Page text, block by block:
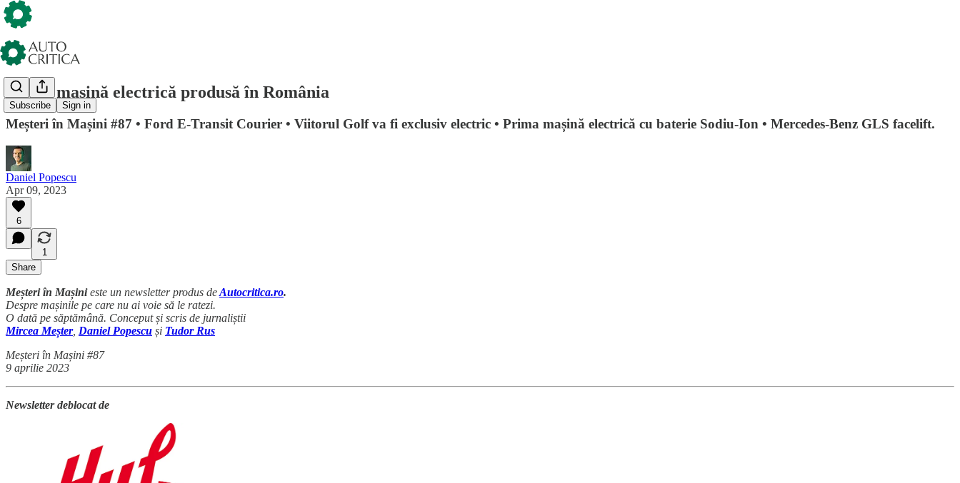
Subscribe Sign in
Prima mașină electrică produsă în România
Meșteri în Mașini #87 • Ford E-Transit Courier • Viitorul Golf va fi exclusiv electric • Prima mașină electrică cu baterie Sodiu-Ion • Mercedes-Benz GLS facelift.
Daniel Popescu
Apr 09, 2023
6
1
Share
Meșteri în Mașinieste un newsletter produs deAutocritica.ro.
Despre mașinile pe care nu ai voie să le ratezi.
O dată pe săptămână. Conceput și scris de jurnaliștii
Mircea Meșter, Daniel Popescu și Tudor Rus
Meșteri în Mașini #87
9 aprilie 2023
Newsletter deblocat de